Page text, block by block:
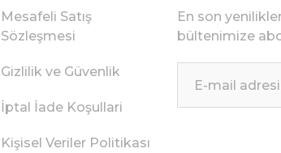
Mesafeli Satış
Sözleşmesi
Gizlilik ve Güvenlik
İptal İade Koşullari
Kişisel Veriler Politikası
En son
bültenimize